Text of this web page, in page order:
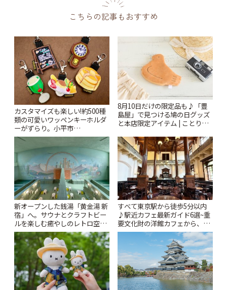
こちらの記事もおすすめ
カスタマイズも楽しい!約500種
類の可愛いワッペンキーホルダ
ーがずらり。小平市
「Kimamaya T&K」 | ことりっ
8月10日だけの限定品も♪「豊
島屋」で見つける鳩の日グッズ
と本店限定アイテム | ことりっ
新オープンした銭湯「黄金湯 新
宿」へ。サウナとクラフトビー
ルを楽しむ癒やしのレトロ空間
| ことりっぷ
すべて東京駅から徒歩5分以内
♪駅近カフェ最新ガイド6選~重
要文化財の洋館カフェから、改
札すぐのレトロ喫茶まで~ | こと